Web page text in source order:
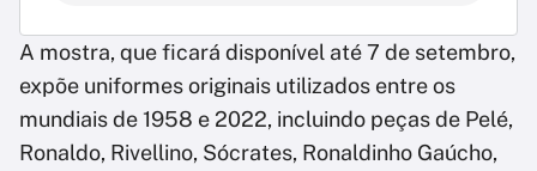
A mostra, que ficará disponível até 7 de setembro,
expõe uniformes originais utilizados entre os
mundiais de 1958 e 2022, incluindo peças de Pelé,
Ronaldo, Rivellino, Sócrates, Ronaldinho Gaúcho,